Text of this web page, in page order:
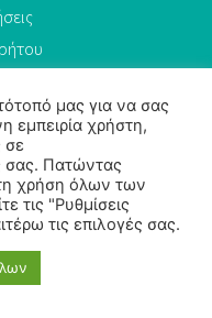
TRex
στο καλάθι
μας για να σας
εμπειρία χρήστη,
σε
σας. Πατώντας
χρήση όλων των
τις "Ρυθμίσεις
τις επιλογές σας.